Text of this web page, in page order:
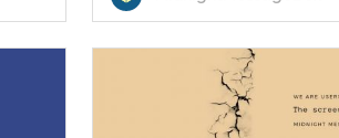
หนักขึ้น เธอบอกจะมาหาฉันใน